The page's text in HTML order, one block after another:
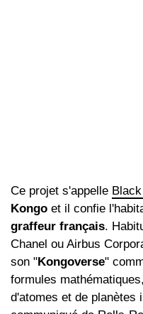
Ce projet s'appelle
Kongo et il confie
graffeur français.
Chanel ou Airbus
son "Kongoverse"
formules
d'atomes et de planètes